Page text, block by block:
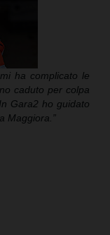
ha complicato le
caduto per colpa
Gara2 ho guidato
Maggiora.”